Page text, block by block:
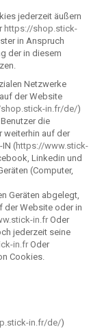
jederzeit äußern
https://shop.stick-
in Anspruch
der in diesem
Netzwerke
der Website
in.fr/de/)
die
weiterhin auf der
(https://www.stick-
Linkedin und
(Computer,
Geräten abgelegt,
der Website oder in
in.frOder
jederzeit seine
in.frOder
Cookies.
in.fr/de/)